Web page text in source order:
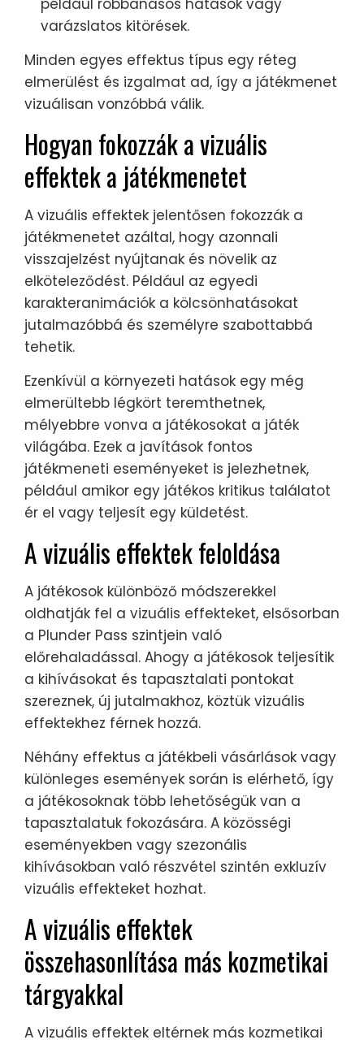
például robbanásos hatások vagy
varázslatos kitörések.
Minden egyes effektus típus egy réteg
elmerülést és izgalmat ad, így a játékmenet
vizuálisan vonzóbbá válik.
Hogyan fokozzák a vizuális
effektek a játékmenetet
A vizuális effektek jelentősen fokozzák a
játékmenetet azáltal, hogy azonnali
visszajelzést nyújtanak és növelik az
elköteleződést. Például az egyedi
karakteranimációk a kölcsönhatásokat
jutalmazóbbá és személyre szabottabbá
tehetik.
Ezenkívül a környezeti hatások egy még
elmerültebb légkört teremthetnek,
mélyebbre vonva a játékosokat a játék
világába. Ezek a javítások fontos
játékmeneti eseményeket is jelezhetnek,
például amikor egy játékos kritikus találatot
ér el vagy teljesít egy küldetést.
A vizuális effektek feloldása
A játékosok különböző módszerekkel
oldhatják fel a vizuális effekteket, elsősorban
a Plunder Pass szintjein való
előrehaladással. Ahogy a játékosok teljesítik
a kihívásokat és tapasztalati pontokat
szereznek, új jutalmakhoz, köztük vizuális
effektekhez férnek hozzá.
Néhány effektus a játékbeli vásárlások vagy
különleges események során is elérhető, így
a játékosoknak több lehetőségük van a
tapasztalatuk fokozására. A közösségi
eseményekben vagy szezonális
kihívásokban való részvétel szintén exkluzív
vizuális effekteket hozhat.
A vizuális effektek
összehasonlítása más kozmetikai
tárgyakkal
A vizuális effektek eltérnek más kozmetikai